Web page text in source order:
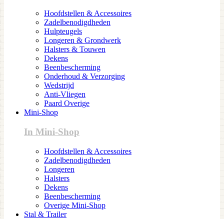
Hoofdstellen & Accessoires
Zadelbenodigdheden
Hulpteugels
Longeren & Grondwerk
Halsters & Touwen
Dekens
Beenbescherming
Onderhoud & Verzorging
Wedstrijd
Anti-Vliegen
Paard Overige
Mini-Shop
In Mini-Shop
Hoofdstellen & Accessoires
Zadelbenodigdheden
Longeren
Halsters
Dekens
Beenbescherming
Overige Mini-Shop
Stal & Trailer